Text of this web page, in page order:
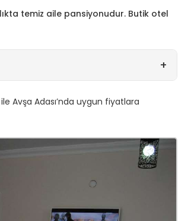
temiz aile pansiyonudur. Butik otel
+
Avşa Adası’nda uygun fiyatlara